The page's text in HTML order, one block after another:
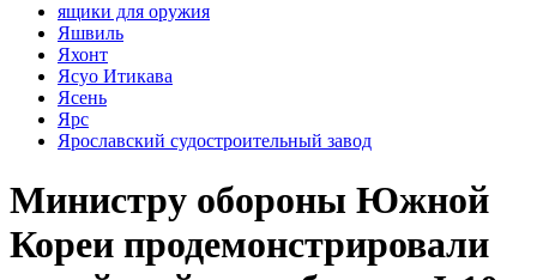
ящики для оружия
Яшвиль
Яхонт
Ясуо Итикава
Ясень
Ярс
Ярославский судостроительный завод
Министру обороны Южной
Кореи продемонстрировали